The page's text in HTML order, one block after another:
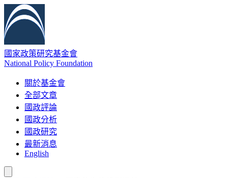
國家政策研究基金會
National Policy Foundation
關於基金會
全部文章
國政評論
國政分析
國政研究
最新消息
English